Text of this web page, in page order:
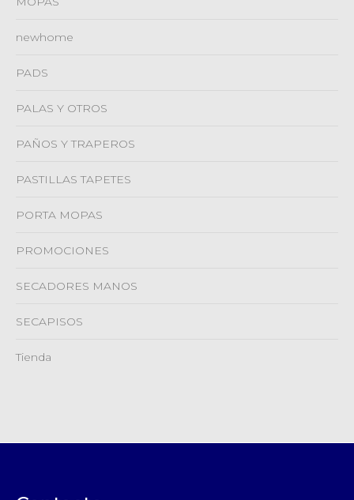
newhome
PADS
PALAS Y OTROS
PAÑOS Y TRAPEROS
PASTILLAS TAPETES
PORTA MOPAS
PROMOCIONES
SECADORES MANOS
SECAPISOS
Tienda